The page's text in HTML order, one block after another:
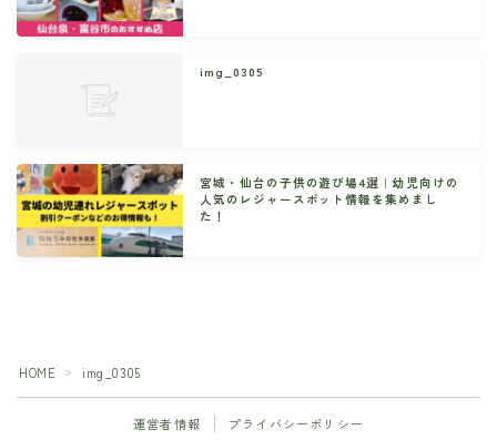
img_0305
宮城・仙台の子供の遊び場4選｜幼児向けの
人気のレジャースポット情報を集めまし
た！
HOME ＞ img_0305
運営者情報 プライバシーポリシー